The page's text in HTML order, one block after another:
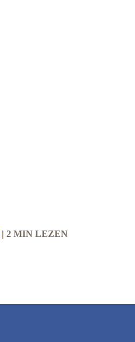
| 2 MIN LEZEN